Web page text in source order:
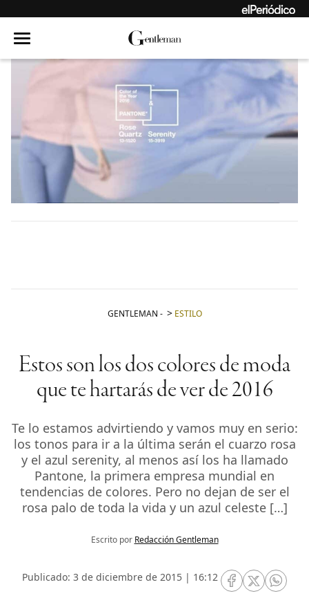
GENTLEMAN - ESTILO
Estos son los dos colores de moda
que te hartarás de ver de 2016
Te lo estamos advirtiendo y vamos muy en serio:
los tonos para ir a la última serán el cuarzo rosa
y el azul serenity, al menos así los ha llamado
Pantone, la primera empresa mundial en
tendencias de colores. Pero no dejan de ser el
rosa palo de toda la vida y un azul celeste […]
Escrito por Redacción Gentleman
Publicado: 3 de diciembre de 2015 | 16:12
RRSS Facebook
RRSSRRSS